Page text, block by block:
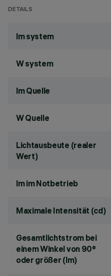
DETAILS
lm system
W system
lm Quelle
W Quelle
Lichtausbeute (realer
Wert)
lm im Notbetrieb
Maximale Intensität (cd)
Gesamtlichtstrom bei
einem Winkel von 90°
oder größer (lm)